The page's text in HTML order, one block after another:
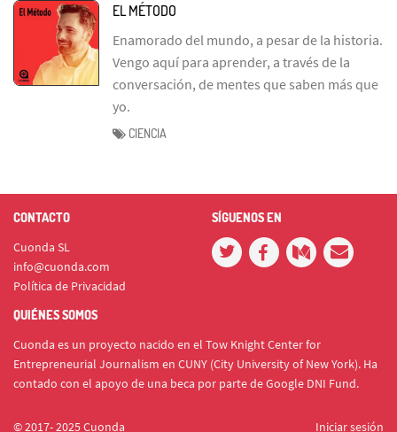
EL MÉTODO
Enamorado del mundo, a pesar de la historia.
Vengo aquí para aprender, a través de la
conversación, de mentes que saben más que
yo.
CIENCIA
CONTACTO
Cuonda SL
info@cuonda.com
Política de Privacidad
SÍGUENOS EN
QUIÉNES SOMOS
Cuonda es un proyecto nacido en el Tow Knight Center for
Entrepreneurial Journalism en CUNY (City University of New York). Ha
contado con el apoyo de una beca por parte de Google DNI Fund.
© 2017- 2025 Cuonda Iniciar sesión